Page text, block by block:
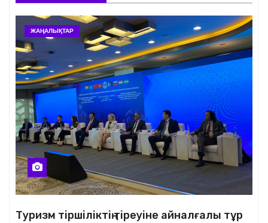
ЖАҢАЛЫҚТАР
Туризм тіршіліктің тіреуіне айналғалы тұр